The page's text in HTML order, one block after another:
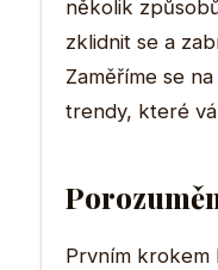
několik
zklidnit se a
Zaměříme se
trendy, které
Prvním krokem